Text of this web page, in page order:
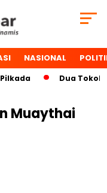
NASIONAL
Dua Tokoh
Muaythai